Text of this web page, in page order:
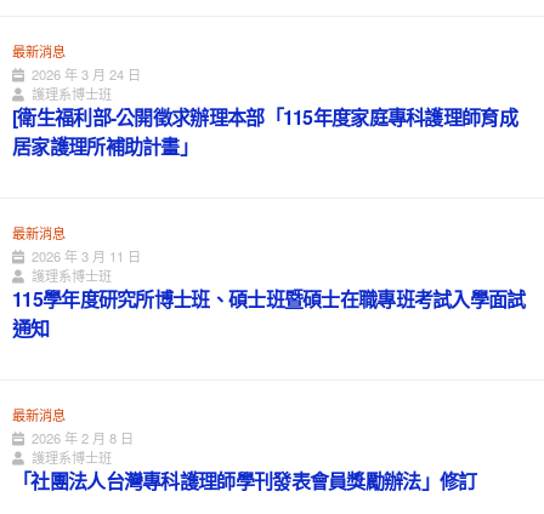
最新消息
2026 年 3 月 24 日
護理系博士班
[衛生福利部-公開徵求辦理本部「115年度家庭專科護理師育成
居家護理所補助計畫」
最新消息
2026 年 3 月 11 日
護理系博士班
115學年度研究所博士班、碩士班暨碩士在職專班考試入學面試
通知
最新消息
2026 年 2 月 8 日
護理系博士班
「社團法人台灣專科護理師學刊發表會員獎勵辦法」修訂